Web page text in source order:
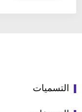
التسميات